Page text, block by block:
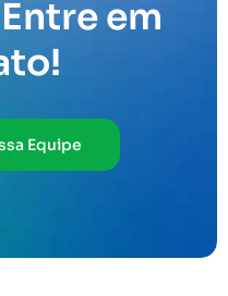
em
Equipe